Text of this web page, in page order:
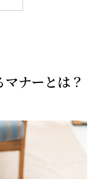
ナーとは？